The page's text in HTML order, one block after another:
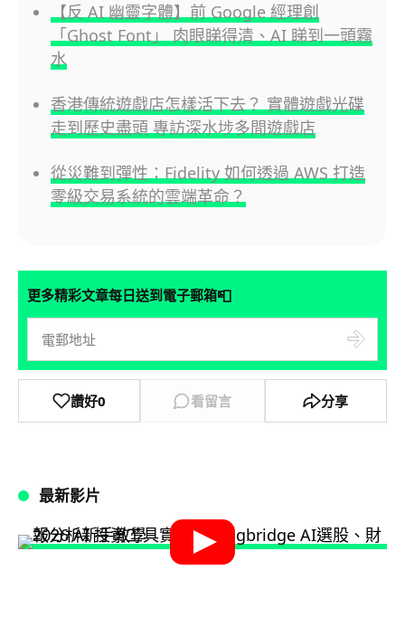
【反 AI 幽靈字體】前 Google 經理創
「Ghost Font」 肉眼睇得清、AI 睇到一頭霧
水
香港傳統遊戲店怎樣活下去？ 實體遊戲光碟
走到歷史盡頭 專訪深水埗多間遊戲店
從災難到彈性：Fidelity 如何透過 AWS 打造
零級交易系統的雲端革命？
更多精彩文章每日送到電子郵箱📮
讚好0 看留言 分享
最新影片